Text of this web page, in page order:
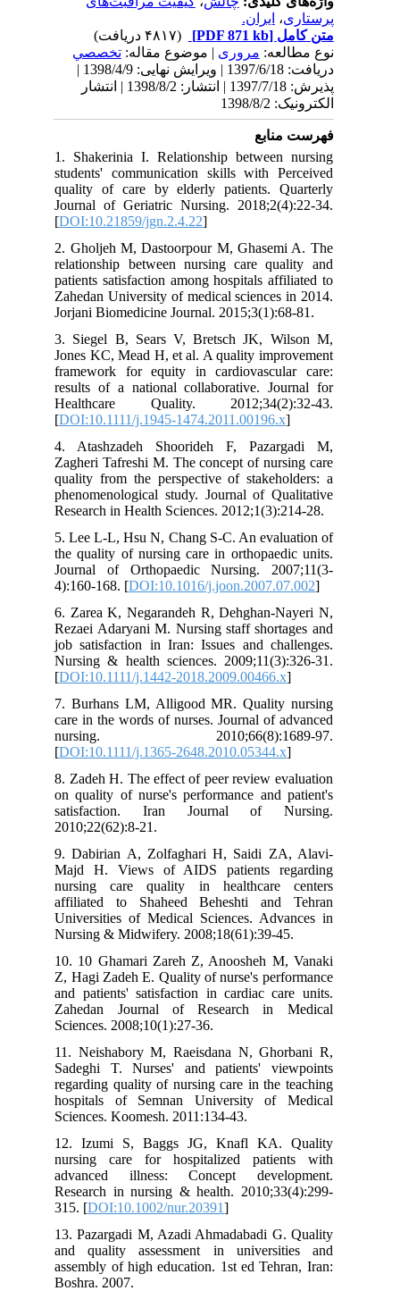
پرستاری،ایران.
متن کامل[PDF 871 kb]
نوع مطالعه:مروری| موضوع مقاله:تخصصي
دریافت: 1397/6/18 | ویرایش نهایی: 1398/4/9 |
پذیرش: 1397/7/18 | انتشار: 1398/8/2 | انتشار
الکترونیک: 1398/8/2
فهرست منابع
1. Shakerinia I. Relationship between nursing
students' communication skills with Perceived
quality of care by elderly patients. Quarterly
Journal of Geriatric Nursing. 2018;2(4):22-34.
[DOI:10.21859/jgn.2.4.22
2. Gholjeh M, Dastoorpour M, Ghasemi A. The
relationship between nursing care quality and
patients satisfaction among hospitals affiliated to
Zahedan University of medical sciences in 2014.
Jorjani Biomedicine Journal. 2015;3(1):68-81.
3. Siegel B, Sears V, Bretsch JK, Wilson M,
Jones KC, Mead H, et al. A quality improvement
framework for equity in cardiovascular care:
results of a national collaborative. Journal for
Healthcare Quality. 2012;34(2):32-43.
[DOI:10.1111/j.1945-1474.2011.00196.x
4. Atashzadeh Shoorideh F, Pazargadi M,
Zagheri Tafreshi M. The concept of nursing care
quality from the perspective of stakeholders: a
phenomenological study. Journal of Qualitative
Research in Health Sciences. 2012;1(3):214-28.
5. Lee L-L, Hsu N, Chang S-C. An evaluation of
the quality of nursing care in orthopaedic units.
Journal of Orthopaedic Nursing. 2007;11(3-
4):160-168. [DOI:10.1016/j.joon.2007.07.002
6. Zarea K, Negarandeh R, Dehghan‐Nayeri N,
Rezaei Adaryani M. Nursing staff shortages and
job satisfaction in Iran: Issues and challenges.
Nursing & health sciences. 2009;11(3):326-31.
[DOI:10.1111/j.1442-2018.2009.00466.x
7. Burhans LM, Alligood MR. Quality nursing
care in the words of nurses. Journal of advanced
nursing. 2010;66(8):1689-97.
[DOI:10.1111/j.1365-2648.2010.05344.x
8. Zadeh H. The effect of peer review evaluation
on quality of nurse's performance and patient's
satisfaction. Iran Journal of Nursing.
2010;22(62):8-21.
9. Dabirian A, Zolfaghari H, Saidi ZA, Alavi-
Majd H. Views of AIDS patients regarding
nursing care quality in healthcare centers
affiliated to Shaheed Beheshti and Tehran
Universities of Medical Sciences. Advances in
Nursing & Midwifery. 2008;18(61):39-45.
10. 10 Ghamari Zareh Z, Anoosheh M, Vanaki
Z, Hagi Zadeh E. Quality of nurse's performance
and patients' satisfaction in cardiac care units.
Zahedan Journal of Research in Medical
Sciences. 2008;10(1):27-36.
11. Neishabory M, Raeisdana N, Ghorbani R,
Sadeghi T. Nurses' and patients' viewpoints
regarding quality of nursing care in the teaching
hospitals of Semnan University of Medical
Sciences. Koomesh. 2011:134-43.
12. Izumi S, Baggs JG, Knafl KA. Quality
nursing care for hospitalized patients with
advanced illness: Concept development.
Research in nursing & health. 2010;33(4):299-
315. [DOI:10.1002/nur.20391
13. Pazargadi M, Azadi Ahmadabadi G. Quality
and quality assessment in universities and
assembly of high education. 1st ed Tehran, Iran:
Boshra. 2007.